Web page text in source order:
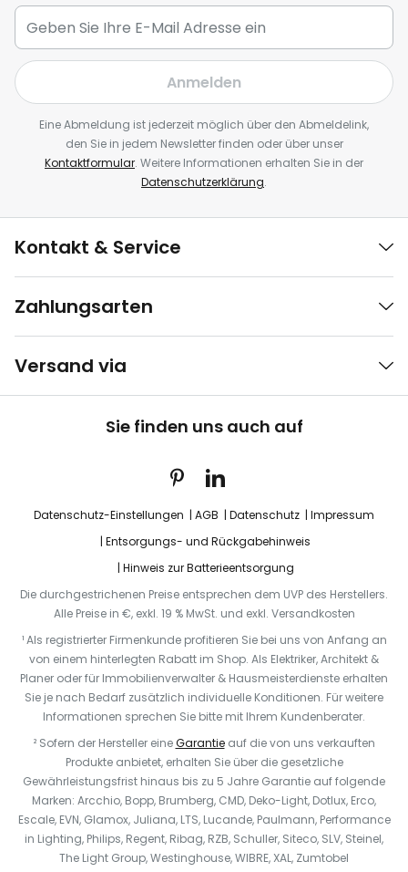
Anmelden
Eine Abmeldung ist jederzeit möglich über den Abmeldelink,
den Sie in jedem Newsletter finden oder über unser
Kontaktformular. Weitere Informationen erhalten Sie in der
Datenschutzerklärung.
Kontakt & Service
Zahlungsarten
Versand via
Sie finden uns auch auf
Datenschutz-Einstellungen AGB Datenschutz
Impressum
Entsorgungs- und Rückgabehinweis
Hinweis zur Batterieentsorgung
Die durchgestrichenen Preise entsprechen dem UVP des Herstellers.
Alle Preise in €, exkl. 19 % MwSt. und exkl. Versandkosten
¹ Als registrierter Firmenkunde profitieren Sie bei uns von Anfang an
von einem hinterlegten Rabatt im Shop. Als Elektriker, Architekt &
Planer oder für Immobilienverwalter & Hausmeisterdienste erhalten
Sie je nach Bedarf zusätzlich individuelle Konditionen. Für weitere
Informationen sprechen Sie bitte mit Ihrem Kundenberater.
² Sofern der Hersteller eineGarantieauf die von uns verkauften
Produkte anbietet, erhalten Sie über die gesetzliche
Gewährleistungsfrist hinaus bis zu 5 Jahre Garantie auf folgende
Marken: Arcchio, Bopp, Brumberg, CMD, Deko-Light, Dotlux, Erco,
Escale, EVN, Glamox, Juliana, LTS, Lucande, Paulmann, Performance
in Lighting, Philips, Regent, Ribag, RZB, Schuller, Siteco, SLV, Steinel,
The Light Group, Westinghouse, WIBRE, XAL, Zumtobel